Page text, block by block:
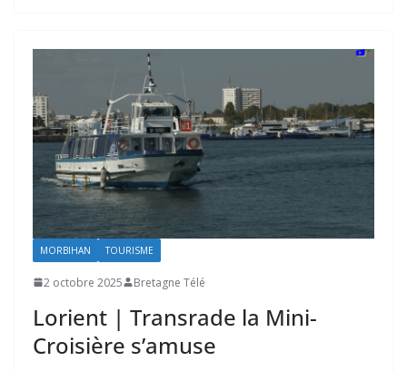
MORBIHAN TOURISME
2 octobre 2025 Bretagne Télé
Lorient | Transrade la Mini-
Croisière s’amuse